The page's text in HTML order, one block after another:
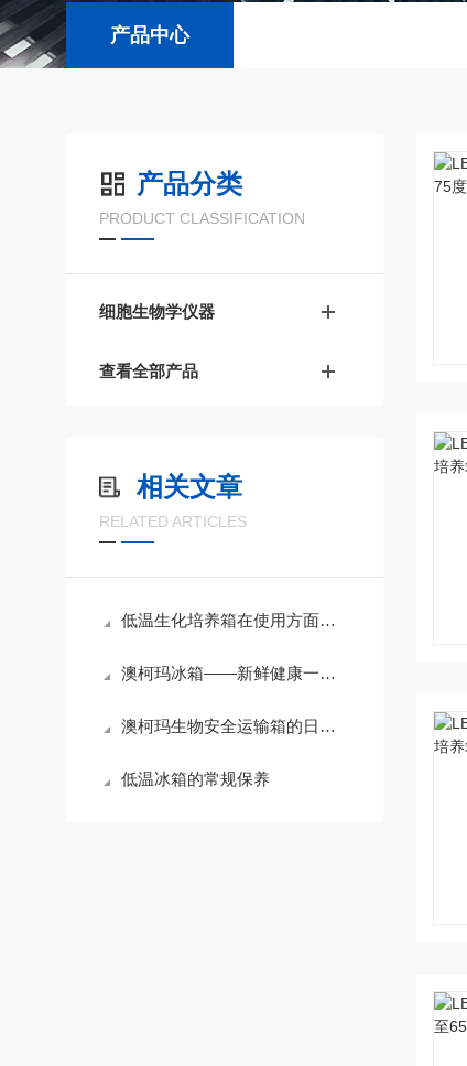
产品中心
产品分类
PRODUCT CLASSIFICATION
细胞生物学仪器
查看全部产品
相关文章
RELATED ARTICLES
低温生化培养箱在使用方面具体有什么流程呢？
澳柯玛冰箱——新鲜健康一步到位
澳柯玛生物安全运输箱的日常保养需注意以下要领！
低温冰箱的常规保养